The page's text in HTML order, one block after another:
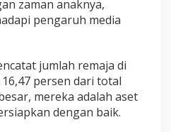
zaman anaknya,
pengaruh media
jumlah remaja di
persen dari total
mereka adalah aset
dengan baik.